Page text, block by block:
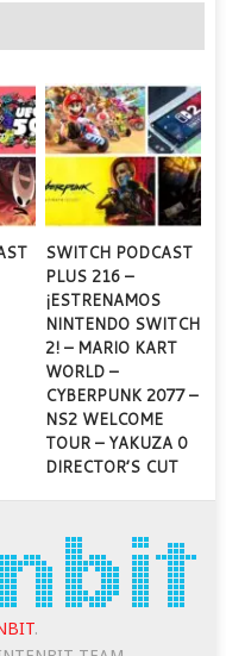
SWITCH PODCAST
PLUS 216 –
¡ESTRENAMOS
NINTENDO SWITCH
2! – MARIO KART
WORLD –
CYBERPUNK 2077 –
NS2 WELCOME
TOUR – YAKUZA 0
DIRECTOR’S CUT
.